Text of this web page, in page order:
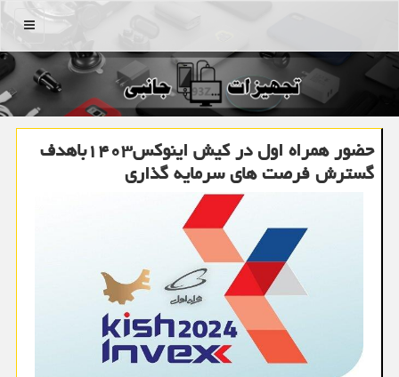
منو
حضور همراه اول در کیش اینوکس۱۴۰۳باهدف
گسترش فرصت های سرمایه گذاری